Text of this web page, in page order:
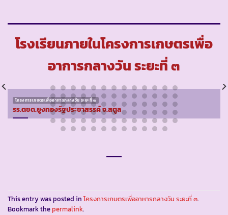
โรงเรียนภายในโครงการเกษตรเพื่อ
อาการกลางวัน ระยะที่ ๓
โครงการเกษตรเพื่ออาหารกลางวัน ระยะที่ ๓
รร.ตชด.ยูงทองรัฐประชาสรรค์ จ.สตูล
This entry was posted in โครงการเกษตรเพื่ออาหารกลางวัน ระยะที่ ๓.
Bookmark thepermalink.